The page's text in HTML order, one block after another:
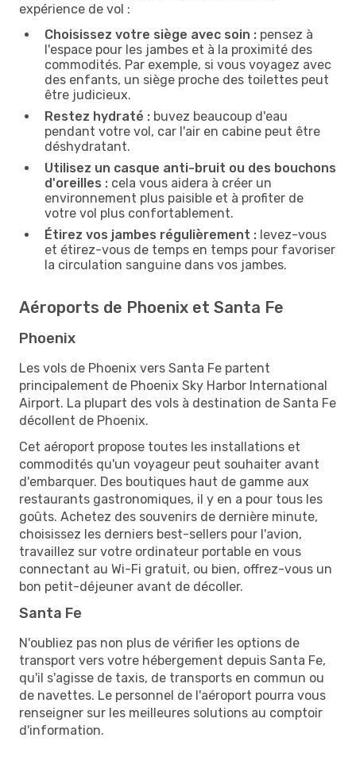
expérience de vol :
Choisissez votre siège avec soin : pensez à
l'espace pour les jambes et à la proximité des
commodités. Par exemple, si vous voyagez avec
des enfants, un siège proche des toilettes peut
être judicieux.
Restez hydraté : buvez beaucoup d'eau
pendant votre vol, car l'air en cabine peut être
déshydratant.
Utilisez un casque anti-bruit ou des bouchons
d'oreilles : cela vous aidera à créer un
environnement plus paisible et à profiter de
votre vol plus confortablement.
Étirez vos jambes régulièrement : levez-vous
et étirez-vous de temps en temps pour favoriser
la circulation sanguine dans vos jambes.
Aéroports de Phoenix et Santa Fe
Phoenix
Les vols de Phoenix vers Santa Fe partent
principalement de Phoenix Sky Harbor International
Airport. La plupart des vols à destination de Santa Fe
décollent de Phoenix.
Cet aéroport propose toutes les installations et
commodités qu'un voyageur peut souhaiter avant
d'embarquer. Des boutiques haut de gamme aux
restaurants gastronomiques, il y en a pour tous les
goûts. Achetez des souvenirs de dernière minute,
choisissez les derniers best-sellers pour l'avion,
travaillez sur votre ordinateur portable en vous
connectant au Wi-Fi gratuit, ou bien, offrez-vous un
bon petit-déjeuner avant de décoller.
Santa Fe
N'oubliez pas non plus de vérifier les options de
transport vers votre hébergement depuis Santa Fe,
qu'il s'agisse de taxis, de transports en commun ou
de navettes. Le personnel de l'aéroport pourra vous
renseigner sur les meilleures solutions au comptoir
d'information.